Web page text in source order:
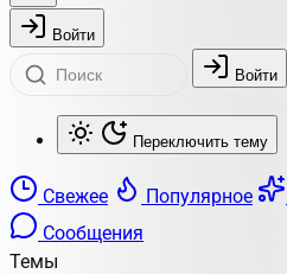
Войти
Войти
Переключить тему
Свежее Популярное
Сообщения
Темы